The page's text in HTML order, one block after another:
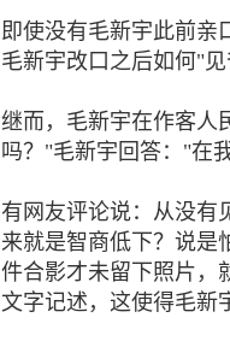
即使没有毛新宇此前亲
毛新宇改口之后如何"
继而，毛新宇在作客人
吗？"毛新宇回答："在
有网友评论说：从没有
来就是智商低下？说是
件合影才未留下照片，
文字记述，这使得毛新